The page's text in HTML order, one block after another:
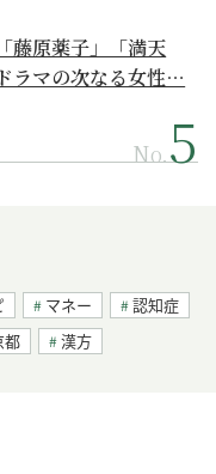
藤原薬子」「満天
ラマの次なる女性…
No.
マネー
認知症
都 漢方